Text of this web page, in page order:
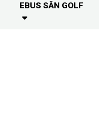
EBUS SÂN GOLF